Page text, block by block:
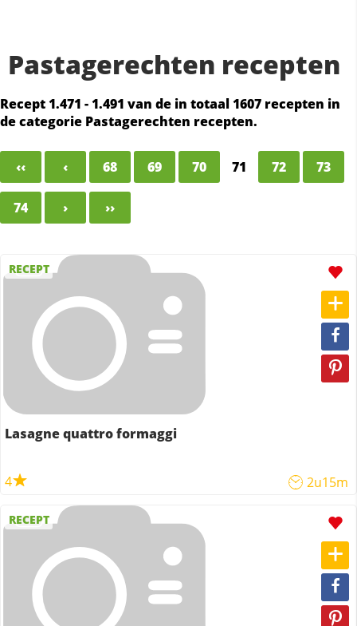
Pastagerechten recepten
Recept 1.471 - 1.491 van de in totaal 1607 recepten in
de categorie Pastagerechten recepten.
‹‹ ‹ 68 69 70 71 72 73
74 › ››
RECEPT
Lasagne quattro formaggi
4 2u15m
RECEPT